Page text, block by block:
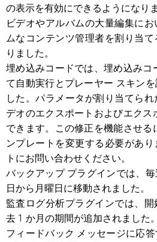
の表示を有効にできるようになりま
ビデオやアルバムの大量編集に
ムなコンテンツ管理者を割り当
りました。
埋め込みコードでは、埋め込みコ
て自動実行とプレーヤー スキン
した。パラメータが割り当てら
デオのエクスポートおよびエク
できます。この修正を機能させる
ンプレートを変更する必要があ
トにお問い合わせください。
バックアップ プラグインでは、
日から月曜日に移動されました。
監査ログ分析プラグインでは、
去 1 か月の期間が追加されました。
フィードバック メッセージに応